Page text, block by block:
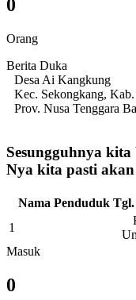
0
Orang
Berita Duka
Desa Ai Kangkung
Kec. Sekongkang,
Prov. Nusa Tenggara
Sesungguhnya
Nya kita pasti
Nama Penduduk
1
Masuk
0